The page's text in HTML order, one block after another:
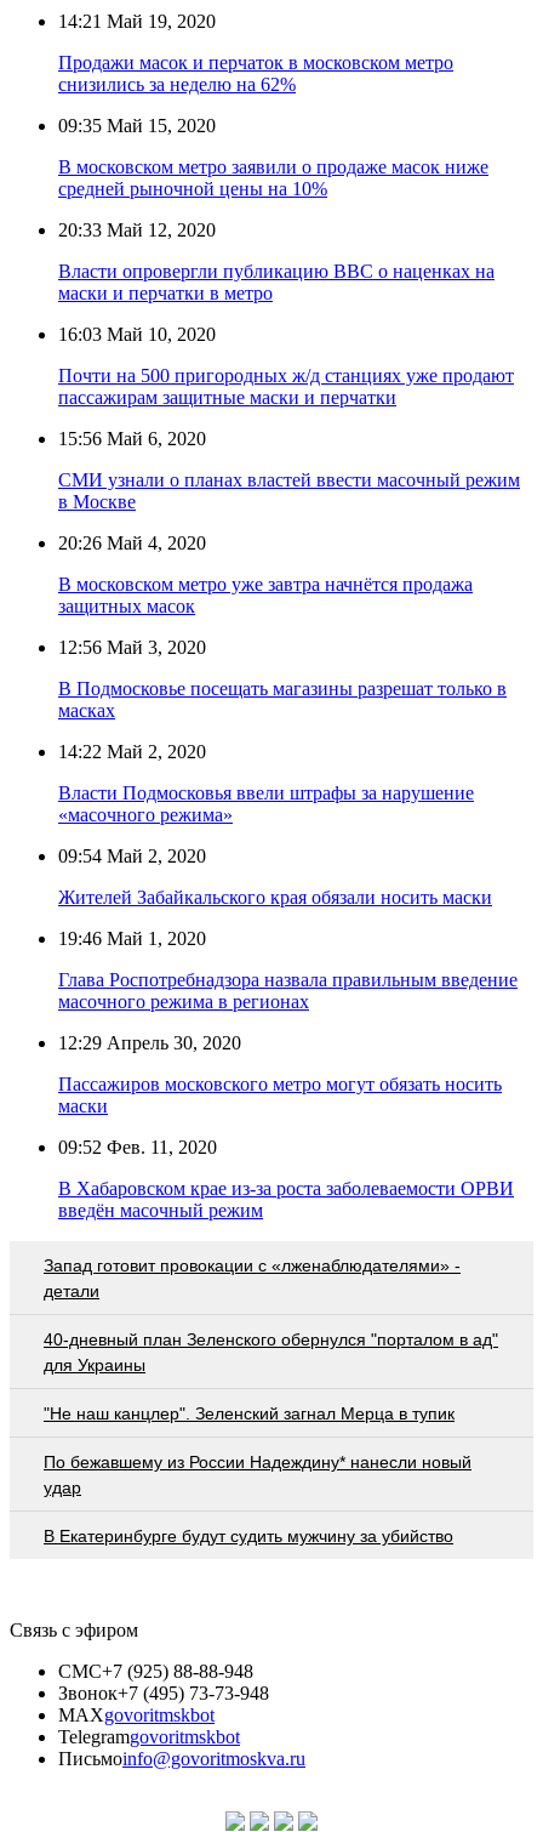
14:21 Май 19, 2020
Продажи масок и перчаток в московском метро
снизились за неделю на 62%
09:35 Май 15, 2020
В московском метро заявили о продаже масок ниже
средней рыночной цены на 10%
20:33 Май 12, 2020
Власти опровергли публикацию BBC о наценках на
маски и перчатки в метро
16:03 Май 10, 2020
Почти на 500 пригородных ж/д станциях уже продают
пассажирам защитные маски и перчатки
15:56 Май 6, 2020
СМИ узнали о планах властей ввести масочный режим
в Москве
20:26 Май 4, 2020
В московском метро уже завтра начнётся продажа
защитных масок
12:56 Май 3, 2020
В Подмосковье посещать магазины разрешат только в
масках
14:22 Май 2, 2020
Власти Подмосковья ввели штрафы за нарушение
«масочного режима»
09:54 Май 2, 2020
Жителей Забайкальского края обязали носить маски
19:46 Май 1, 2020
Глава Роспотребнадзора назвала правильным введение
масочного режима в регионах
12:29 Апрель 30, 2020
Пассажиров московского метро могут обязать носить
маски
09:52 Фев. 11, 2020
В Хабаровском крае из-за роста заболеваемости ОРВИ
введён масочный режим
Запад готовит провокации с «лженаблюдателями» -
детали
40-дневный план Зеленского обернулся "порталом в ад"
для Украины
"Не наш канцлер". Зеленский загнал Мерца в тупик
По бежавшему из России Надеждину* нанесли новый
удар
В Екатеринбурге будут судить мужчину за убийство
Связь с эфиром
СМС+7 (925) 88-88-948
Звонок+7 (495) 73-73-948
MAXgovoritmskbot
Telegramgovoritmskbot
Письмоinfo@govoritmoskva.ru